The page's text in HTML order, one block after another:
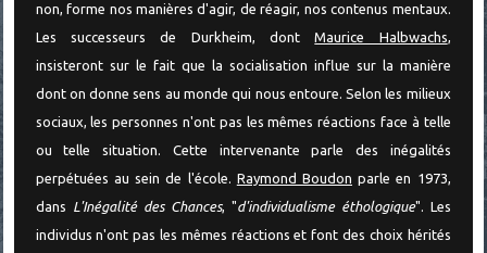
non, forme nos manières d'agir, de réagir, nos contenus mentaux.
Les successeurs de Durkheim, dontMaurice Halbwachs,
insisteront sur le fait que la socialisation influe sur la manière
dont on donne sens au monde qui nous entoure. Selon les milieux
sociaux, les personnes n'ont pas les mêmes réactions face à telle
ou telle situation. Cette intervenante parle des inégalités
perpétuées au sein de l'école. Raymond Boudon parle en 1973,
dans L'Inégalité des Chances, "d'individualisme éthologique". Les
individus n'ont pas les mêmes réactions et font des choix hérités